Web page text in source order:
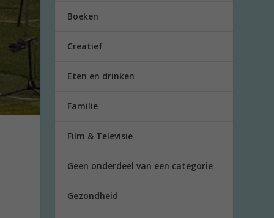
Boeken
Creatief
Eten en drinken
Familie
Film & Televisie
Geen onderdeel van een categorie
Gezondheid